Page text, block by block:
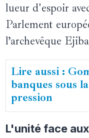
lueur d'espoir
Parlement
l’archevêque
Lire aussi :
banques sous
pression
L'unité face